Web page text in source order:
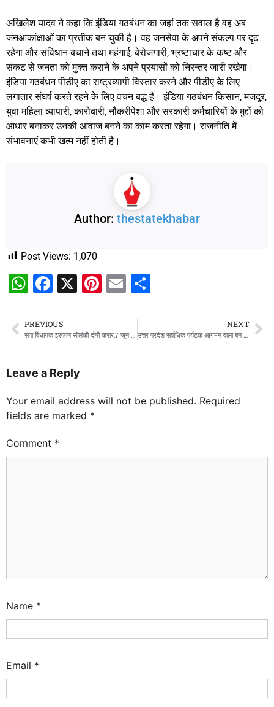
अखिलेश यादव ने कहा कि इंडिया गठबंधन का जहां तक सवाल है वह अब
जनआकांक्षाओं का प्रतीक बन चुकी है। वह जनसेवा के अपने संकल्प पर दृढ़
रहेगा और संविधान बचाने तथा महंगाई, बेरोजगारी, भ्रष्टाचार के कष्ट और
संकट से जनता को मुक्त कराने के अपने प्रयासों को निरन्तर जारी रखेगा।
इंडिया गठबंधन पीडीए का राष्ट्रव्यापी विस्तार करने और पीडीए के लिए
लगातार संघर्ष करते रहने के लिए वचन बद्ध है। इंडिया गठबंधन किसान, मजदूर,
युवा महिला व्यापारी, कारोबारी, नौकरीपेशा और सरकारी कर्मचारियों के मुद्दों को
आधार बनाकर उनकी आवाज बनने का काम करता रहेगा। राजनीति में
संभावनाएं कभी खत्म नहीं होती है।
Author: thestatekhabar
Post Views: 1,070
WhatsApp
Facebook
X Pinterest
Email
PREVIOUS NEXT
Leave a Reply
Your email address will not be published. Required
fields are marked *
Comment *
Name *
Email *